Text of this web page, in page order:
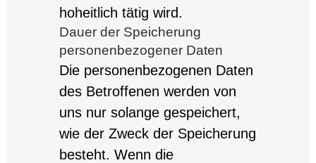
hoheitlich tätig wird.
Dauer der Speicherung
personenbezogener Daten
Die personenbezogenen Daten
des Betroffenen werden von
uns nur solange gespeichert,
wie der Zweck der Speicherung
besteht. Wenn die